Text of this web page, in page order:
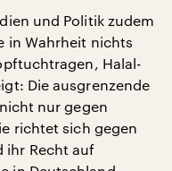
und Politik zudem
in Wahrheit nichts
Halal-
Die ausgrenzende
nur gegen
richtet sich gegen
ihr Recht auf